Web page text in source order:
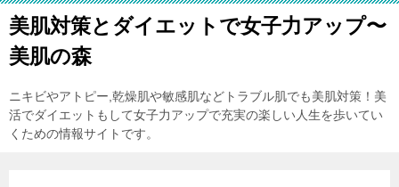
美肌対策とダイエットで女子力アップ〜
美肌の森
ニキビやアトピー,乾燥肌や敏感肌などトラブル肌でも美肌対策！美
活でダイエットもして女子力アップで充実の楽しい人生を歩いてい
くための情報サイトです。